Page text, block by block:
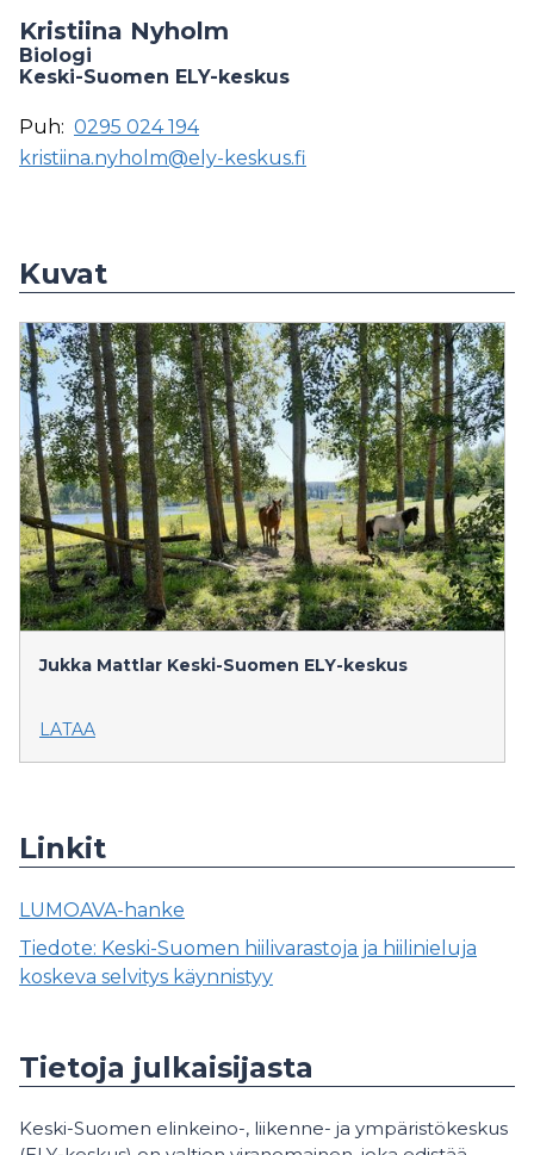
Kristiina Nyholm
Biologi
Keski-Suomen ELY-keskus
Puh: 0295 024 194
kristiina.nyholm@ely-keskus.fi
Kuvat
Jukka Mattlar Keski-Suomen ELY-keskus
LATAA
Linkit
LUMOAVA-hanke
Tiedote: Keski-Suomen hiilivarastoja ja hiilinieluja
koskeva selvitys käynnistyy
Tietoja julkaisijasta
Keski-Suomen elinkeino-, liikenne- ja ympäristökeskus